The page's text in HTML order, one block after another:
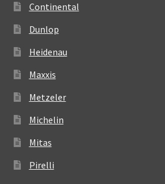
Continental
Dunlop
Heidenau
Maxxis
Metzeler
Michelin
Mitas
Pirelli